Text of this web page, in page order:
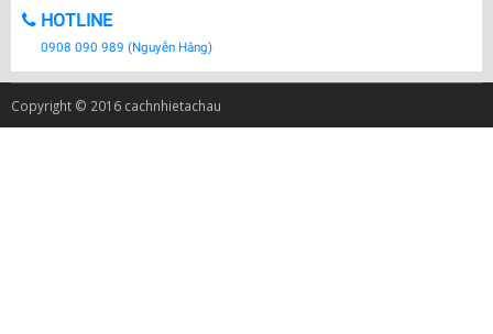
HOTLINE
0908 090 989 (Nguyễn Hằng)
Copyright © 2016 cachnhietachau